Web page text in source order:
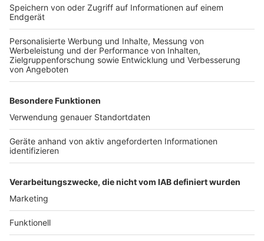
Außerdem muss man eine eidesstattliche
Versicherung abgeben, dass man die Unterlagen nicht
geben, macht keinen Sinne mehr, weil nicht sicher ist,
dass sie rechtzeitig ankommen. Also am besten seinen
Umschlag im Wahlbüro abgeben oder in den Stadt-
Sonntag um 18 Uhr noch mal geleert und die
Stimmzettel darin mit ausgezählt. Das Wahlbüro hat
nur noch bis Freitag 18 Uhr geöffnet.Dass jemand so
doppelt wählt, ist laut Stadt ausgeschlossen: die
Mitarbeiter würden das abgleichen und dann die alten,
nicht erhalteten Unterlagen für ungültig erklären.
Anzeige